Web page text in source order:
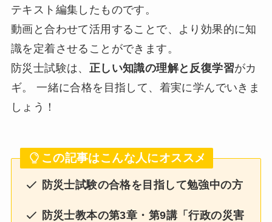
テキスト編集したものです。
動画と合わせて活用することで、より効果的に知
識を定着させることができます。
防災士試験は、 正しい知識の理解と反復学習がカ
ギ。 一緒に合格を目指して、着実に学んでいきま
しょう！
この記事はこんな人にオススメ
防災士試験の合格を目指して勉強中の方
防災士教本の第3章・第9講「行政の災害